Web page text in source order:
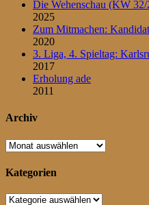
Die Wehenschau (KW
2025
Zum Mitmachen:
2020
3. Liga, 4. Spieltag:
2017
Erholung ade
2011
Archiv
Archiv
Kategorien
Kategorien